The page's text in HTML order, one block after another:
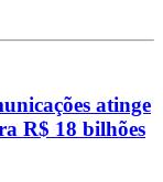
atinge
R$ 18 bilhões